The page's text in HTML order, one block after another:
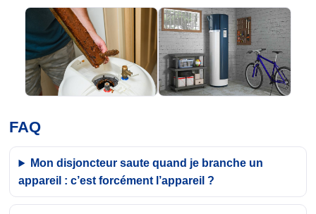
FAQ
Mon disjoncteur saute quand je branche un
appareil : c’est forcément l’appareil ?